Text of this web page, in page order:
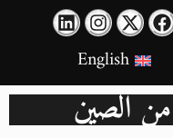
English
الصين